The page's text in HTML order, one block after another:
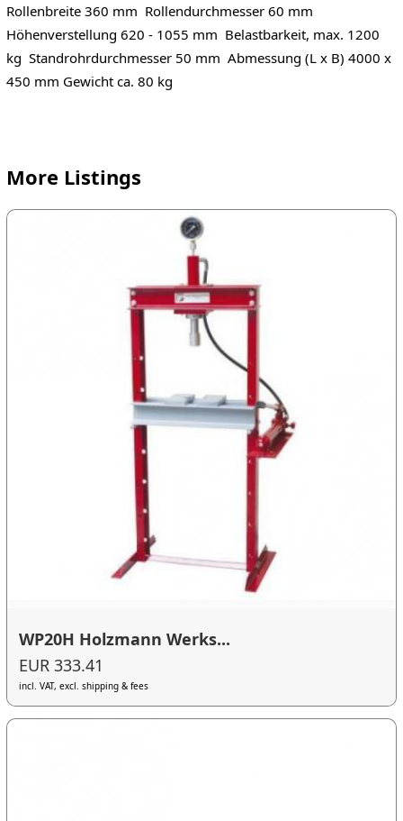
Rollenbreite 360 mm Rollendurchmesser 60 mm
Höhenverstellung 620 - 1055 mm Belastbarkeit, max. 1200
kg Standrohrdurchmesser 50 mm Abmessung (L x B) 4000 x
450 mm Gewicht ca. 80 kg
More Listings
WP20H Holzmann Werks...
EUR 333.41
incl. VAT, excl. shipping & fees